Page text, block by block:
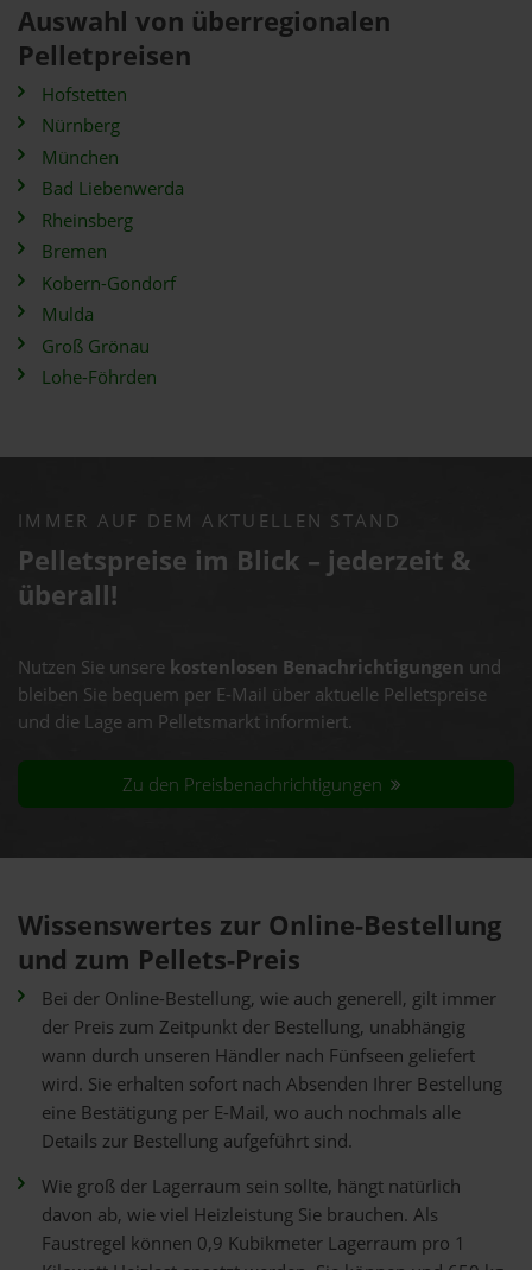
Auswahl von überregionalen
Pelletpreisen
Hofstetten
Nürnberg
München
Bad Liebenwerda
Rheinsberg
Bremen
Kobern-Gondorf
Mulda
Groß Grönau
Lohe-Föhrden
IMMER AUF DEM AKTUELLEN STAND
Pelletspreise im Blick – jederzeit &
überall!
Nutzen Sie unsere kostenlosen Benachrichtigungen und
bleiben Sie bequem per E-Mail über aktuelle Pelletspreise
und die Lage am Pelletsmarkt informiert.
Zu den Preisbenachrichtigungen
Wissenswertes zur Online-Bestellung
und zum Pellets-Preis
Bei der Online-Bestellung, wie auch generell, gilt immer
der Preis zum Zeitpunkt der Bestellung, unabhängig
wann durch unseren Händler nach Fünfseen geliefert
wird. Sie erhalten sofort nach Absenden Ihrer Bestellung
eine Bestätigung per E-Mail, wo auch nochmals alle
Details zur Bestellung aufgeführt sind.
Wie groß der Lagerraum sein sollte, hängt natürlich
davon ab, wie viel Heizleistung Sie brauchen. Als
Faustregel können 0,9 Kubikmeter Lagerraum pro 1